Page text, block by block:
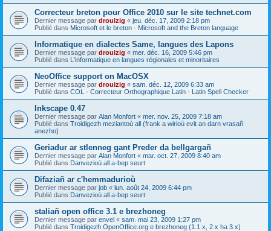
Correcteur breton pour Office 2010 sur le site technet.com
Dernier message par drouizig « jeu. déc. 17, 2009 2:18 pm
Publié dans Microsoft et le breton - Microsoft and the Breton language
Informatique en dialectes Same, langues des Lapons
Dernier message par drouizig « mer. déc. 16, 2009 5:46 pm
Publié dans L'informatique en langues régionales et minoritaires
NeoOffice support on MacOSX
Dernier message par drouizig « sam. déc. 12, 2009 6:33 am
Publié dans COL - Correcteur Orthographique Latin - Latin Spell Checker
Inkscape 0.47
Dernier message par Alan Monfort « mer. nov. 25, 2009 7:18 am
Publié dans Troidigezh meziantoù all (frank a wirioù evit an darn vrasañ
anezho)
Geriadur ar stlenneg gant Preder da bellgargañ
Dernier message par Alan Monfort « mar. oct. 27, 2009 8:40 am
Publié dans Danvezioù all a-bep seurt
Difaziañ ar c'hemmadurioù
Dernier message par job « lun. août 24, 2009 6:44 pm
Publié dans Danvezioù all a-bep seurt
staliañ open office 3.1 e brezhoneg
Dernier message par envel « sam. mai 23, 2009 1:27 pm
Publié dans Troidigezh OpenOffice.org e brezhoneg (1.1.x, 2.x ha 3.x)